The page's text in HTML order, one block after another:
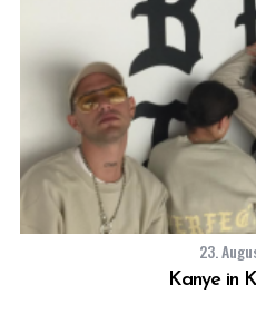
23.
Kanye in